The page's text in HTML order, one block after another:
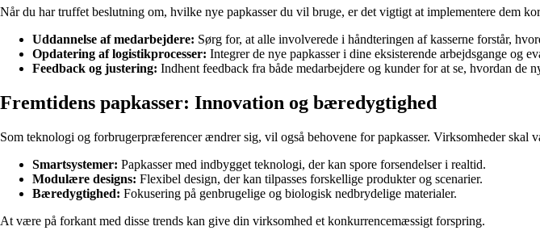
Når du har truffet beslutning om, hvilke nye papkasser du vil bruge, er det vigtigt at implementere dem
Uddannelse af medarbejdere: Sørg for, at alle involverede i håndteringen af kasserne forstår,
Opdatering af logistikprocesser: Integrer de nye papkasser i dine eksisterende arbejdsgange og
Feedback og justering: Indhent feedback fra både medarbejdere og kunder for at se, hvordan de
Fremtidens papkasser: Innovation og bæredygtighed
Som teknologi og forbrugerpræferencer ændrer sig, vil også behovene for papkasser. Virksomheder skal
Smartsystemer: Papkasser med indbygget teknologi, der kan spore forsendelser i realtid.
Modulære designs: Flexibel design, der kan tilpasses forskellige produkter og scenarier.
Bæredygtighed: Fokusering på genbrugelige og biologisk nedbrydelige materialer.
At være på forkant med disse trends kan give din virksomhed et konkurrencemæssigt forspring.